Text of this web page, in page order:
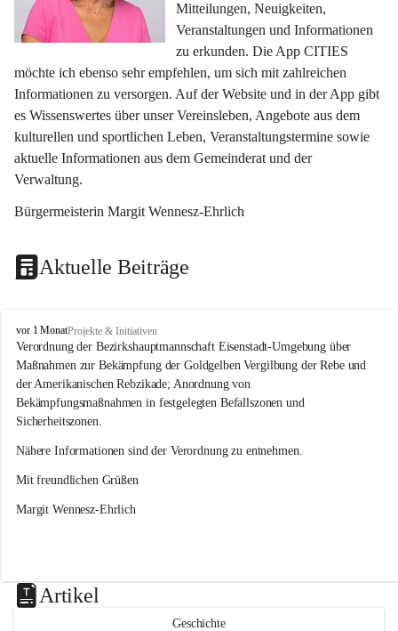
Mitteilungen, Neuigkeiten,
Veranstaltungen und Informationen
zu erkunden. Die App CITIES
möchte ich ebenso sehr empfehlen, um sich mit zahlreichen
Informationen zu versorgen. Auf der Website und in der App gibt
es Wissenswertes über unser Vereinsleben, Angebote aus dem
kulturellen und sportlichen Leben, Veranstaltungstermine sowie
aktuelle Informationen aus dem Gemeinderat und der
Verwaltung.
Bürgermeisterin Margit Wennesz-Ehrlich
Aktuelle Beiträge
O
s
l
i
p
vor 1 MonatProjekte & Initiativen
Verordnung der Bezirkshauptmannschaft Eisenstadt-Umgebung über
Maßnahmen zur Bekämpfung der Goldgelben Vergilbung der Rebe und
der Amerikanischen Rebzikade; Anordnung von
Bekämpfungsmaßnahmen in festgelegten Befallszonen und
Sicherheitszonen.
Nähere Informationen sind der Verordnung zu entnehmen.
Mit freundlichen Grüßen
Margit Wennesz-Ehrlich
Artikel
Geschichte